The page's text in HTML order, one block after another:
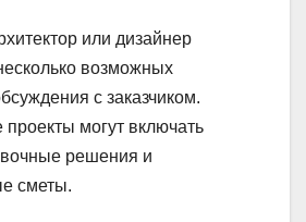
или дизайнер
возможных
с заказчиком.
могут включать
решения и
сметы.